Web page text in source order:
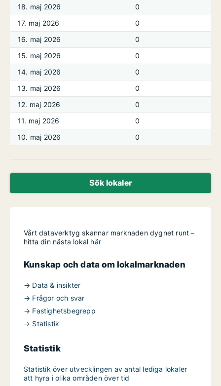
18. maj 2026
0
17. maj 2026
0
16. maj 2026
0
15. maj 2026
0
14. maj 2026
0
13. maj 2026
0
12. maj 2026
0
11. maj 2026
0
10. maj 2026
0
Sök lokaler
Vårt dataverktyg skannar marknaden dygnet runt –
hitta din nästa lokal här
Kunskap och data om lokalmarknaden
→ Data & insikter
→ Frågor och svar
→ Fastighetsbegrepp
→ Statistik
Statistik
Statistik över utvecklingen av antal lediga lokaler
att hyra i olika områden över tid